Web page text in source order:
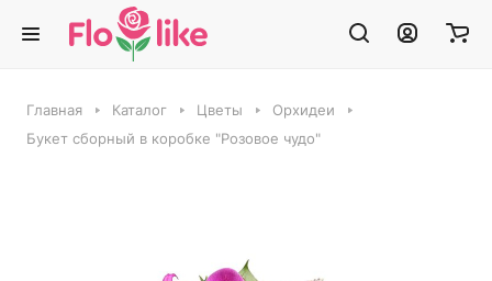
Главная Каталог Цветы
Орхидеи
Букет сборный в коробке "Розовое чудо"